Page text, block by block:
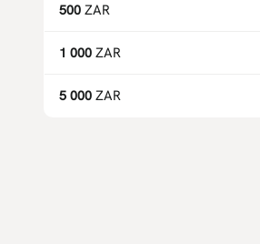
500 ZAR
1 000 ZAR
5 000 ZAR